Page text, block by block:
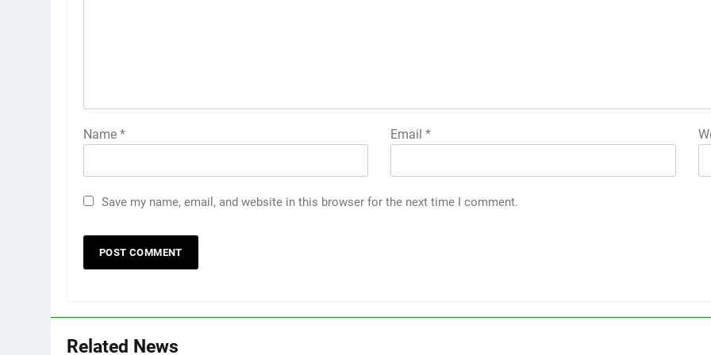
Name * Email*
Save my name, email, and website in this browser for the next time I comment.
Related News
भारी बारिश की चेतावनी , स्कूलों में
*राजपुर रोड क्षेत्र के नागरिकों, संस्थाओं